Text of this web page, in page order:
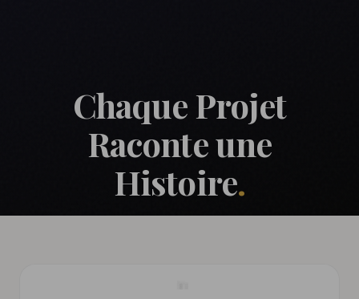
Chaque Projet
Raconte une
Histoire.